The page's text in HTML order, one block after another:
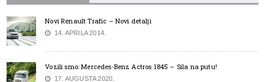
Novi Renault Trafic – Novi detalji
14. APRILA 2014.
Vozili smo: Mercedes-Benz Actros 1845 – Sila na putu!
17. AUGUSTA 2020.